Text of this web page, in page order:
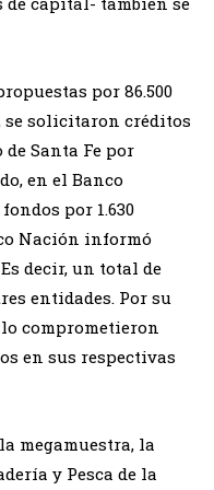
por 86.500
se solicitaron créditos
Santa Fe por
en el Banco
por 1.630
Nación informó
decir, un total de
entidades. Por su
comprometieron
en sus respectivas
megamuestra, la
y Pesca de la